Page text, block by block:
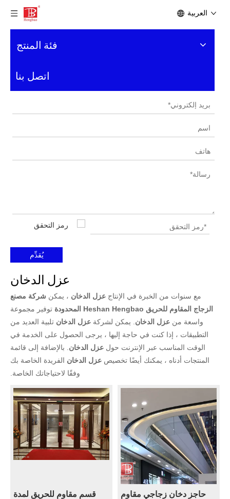
العربية
فئة المنتج
اتصل بنا
يُقدِّم
عزل الدخان
مع سنوات من الخبرة في الإنتاج عزل الدخان ، يمكن شركة مصنع
الزجاج المقاوم للحريق Heshan Hengbao المحدودة
توفير مجموعة
واسعة من عزل الدخان . يمكن لشركة عزل الدخان تلبية العديد من
التطبيقات ، إذا كنت في حاجة إليها ، يرجى الحصول على الخدمة في
الوقت المناسب عبر الإنترنت حول عزل الدخان . بالإضافة إلى قائمة
المنتجات أدناه ، يمكنك أيضًا تخصيص عزل الدخان الفريدة الخاصة بك
وفقًا لاحتياجاتك الخاصة.
قسم مقاوم للحريق لمدة
حاجز دخان زجاجي مقاوم